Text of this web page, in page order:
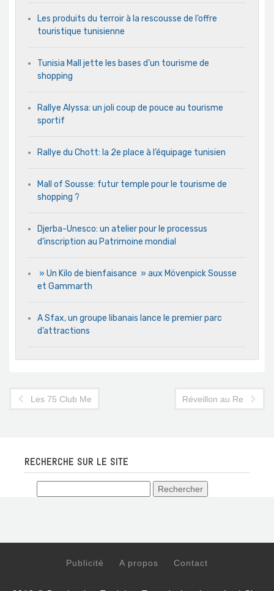
Les produits du terroir à la rescousse de l’offre
touristique tunisienne
Tunisia Mall jette les bases d’un tourisme de
shopping
Rallye Alyssa: un joli coup de pouce au tourisme
sportif
Rallye du Chott: la 2e place à l’équipage tunisien
Mall of Sousse: futur temple pour le tourisme de
shopping ?
Djerba-Unesco: un atelier pour le processus
d’inscription au Patrimoine mondial
» Un Kilo de bienfaisance » aux Mövenpick Sousse
et Gammarth
A Sfax, un groupe libanais lance le premier parc
d’attractions
Les 75 Club Med dans le monde désormais accessibles en
Réveillon au Regency
RECHERCHE SUR LE SITE
Publicité A propos Contact